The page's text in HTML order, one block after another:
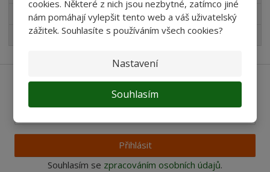
cookies. Některé z nich jsou nezbytné, zatímco jiné
nám pomáhají vylepšit tento web a váš uživatelský
zážitek. Souhlasíte s používáním všech cookies?
Nastavení
Souhlasím
Pro děti
Nejprodávanější
Ať vám nic neunikne
Přihlásit
Souhlasím se zpracováním osobních údajů.